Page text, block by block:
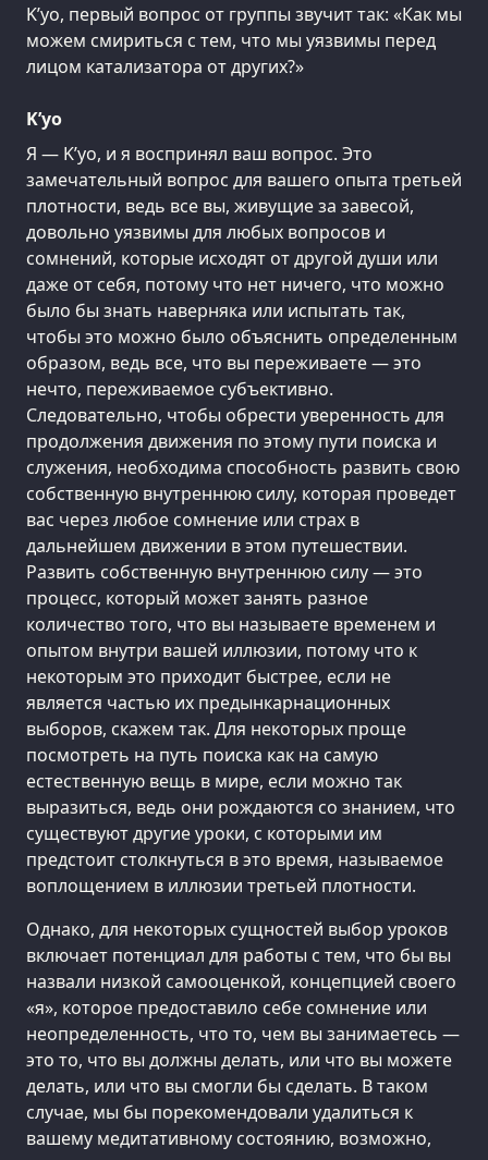
K’уо, первый вопрос от группы звучит так: «Как мы
можем смириться с тем, что мы уязвимы перед
лицом катализатора от других?»
K’уо
Я — K’уо, и я воспринял ваш вопрос. Это
замечательный вопрос для вашего опыта третьей
плотности, ведь все вы, живущие за завесой,
довольно уязвимы для любых вопросов и
сомнений, которые исходят от другой души или
даже от себя, потому что нет ничего, что можно
было бы знать наверняка или испытать так,
чтобы это можно было объяснить определенным
образом, ведь все, что вы переживаете — это
нечто, переживаемое субъективно.
Следовательно, чтобы обрести уверенность для
продолжения движения по этому пути поиска и
служения, необходима способность развить свою
собственную внутреннюю силу, которая проведет
вас через любое сомнение или страх в
дальнейшем движении в этом путешествии.
Развить собственную внутреннюю силу — это
процесс, который может занять разное
количество того, что вы называете временем и
опытом внутри вашей иллюзии, потому что к
некоторым это приходит быстрее, если не
является частью их предынкарнационных
выборов, скажем так. Для некоторых проще
посмотреть на путь поиска как на самую
естественную вещь в мире, если можно так
выразиться, ведь они рождаются со знанием, что
существуют другие уроки, с которыми им
предстоит столкнуться в это время, называемое
воплощением в иллюзии третьей плотности.
Однако, для некоторых сущностей выбор уроков
включает потенциал для работы с тем, что бы вы
назвали низкой самооценкой, концепцией своего
«я», которое предоставило себе сомнение или
неопределенность, что то, чем вы занимаетесь —
это то, что вы должны делать, или что вы можете
делать, или что вы смогли бы сделать. В таком
случае, мы бы порекомендовали удалиться к
вашему медитативному состоянию, возможно,